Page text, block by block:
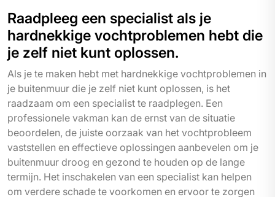
Raadpleeg een specialist als je
hardnekkige vochtproblemen hebt die
je zelf niet kunt oplossen.
Als je te maken hebt met hardnekkige vochtproblemen in
je buitenmuur die je zelf niet kunt oplossen, is het
raadzaam om een specialist te raadplegen. Een
professionele vakman kan de ernst van de situatie
beoordelen, de juiste oorzaak van het vochtprobleem
vaststellen en effectieve oplossingen aanbevelen om je
buitenmuur droog en gezond te houden op de lange
termijn. Het inschakelen van een specialist kan helpen
om verdere schade te voorkomen en ervoor te zorgen